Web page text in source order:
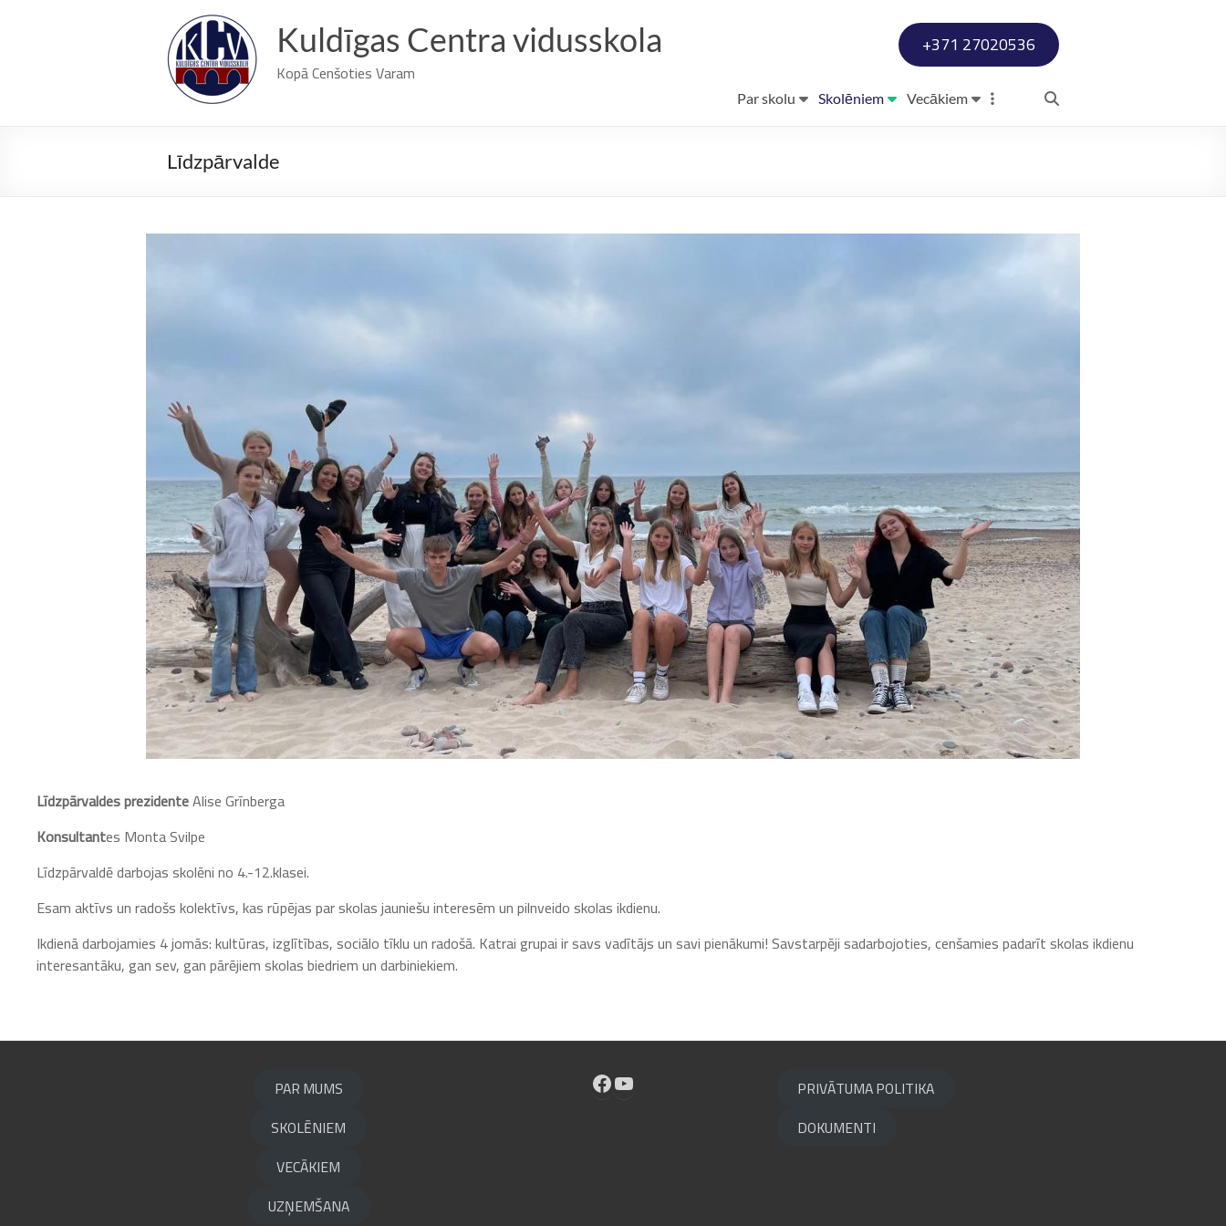
Kuldīgas Centra vidusskola
Kopā Cenšoties Varam
+371 27020536
Par skolu Skolēniem Vecākiem
Līdzpārvalde
Līdzpārvaldes prezidenteAlise Grīnberga
Konsultantes Monta Svilpe
Līdzpārvaldē darbojas skolēni no 4.-12.klasei.
Esam aktīvs un radošs kolektīvs, kas rūpējas par skolas jauniešu interesēm un pilnveido skolas ikdienu.
Ikdienā darbojamies 4 jomās: kultūras, izglītības, sociālo tīklu un radošā. Katrai grupai ir savs vadītājs un savi pienākumi! Savstarpēji sadarbojoties, cenšamies padarīt skolas ikdienu
interesantāku, gan sev, gan pārējiem skolas biedriem un darbiniekiem.
PAR MUMS
SKOLĒNIEM
VECĀKIEM
UZŅEMŠANA
Facebook
YouTube
PRIVĀTUMA POLITIKA
DOKUMENTI